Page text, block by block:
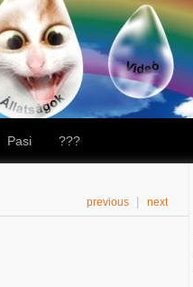
Pasi ???
previous next